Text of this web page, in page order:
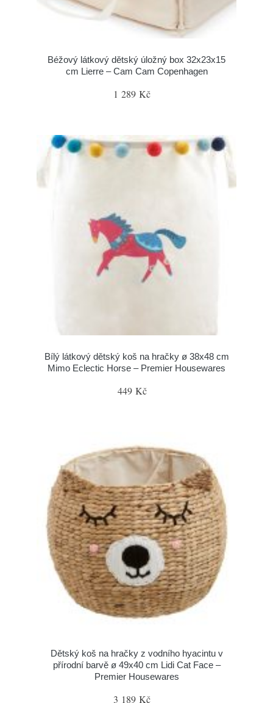
Béžový látkový dětský úložný box 32x23x15
cm Lierre – Cam Cam Copenhagen
1 289 Kč
Bílý látkový dětský koš na hračky ø 38x48 cm
Mimo Eclectic Horse – Premier Housewares
449 Kč
Dětský koš na hračky z vodního hyacintu v
přírodní barvě ø 49x40 cm Lidi Cat Face –
Premier Housewares
3 189 Kč